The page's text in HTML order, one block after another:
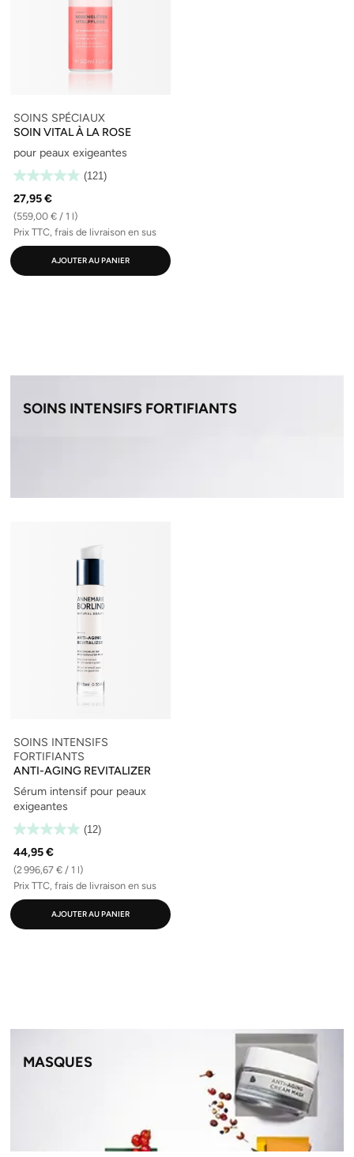
SOINS SPÉCIAUX
SOIN VITAL À LA ROSE
pour peaux exigeantes
(121)
27,95 €
(559,00 € / 1 l)
Prix TTC, frais de livraison en sus
AJOUTER AU PANIER
SOINS INTENSIFS FORTIFIANTS
SOINS INTENSIFS
FORTIFIANTS
ANTI-AGING REVITALIZER
Sérum intensif pour peaux
exigeantes
(12)
44,95 €
(2 996,67 € / 1 l)
Prix TTC, frais de livraison en sus
AJOUTER AU PANIER
MASQUES